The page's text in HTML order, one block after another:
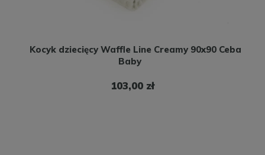
Kocyk dziecięcy Waffle Line Creamy 90x90 Ceba
Baby
103,00 zł